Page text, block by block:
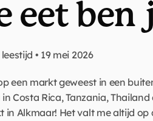
eet ben
• 19 mei 2026
een markt geweest in een
Costa Rica, Tanzania,
in Alkmaar! Het valt me altijd